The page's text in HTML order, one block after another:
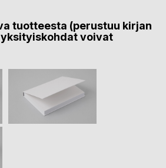
tuotteesta (perustuu kirjan
yksityiskohdat voivat